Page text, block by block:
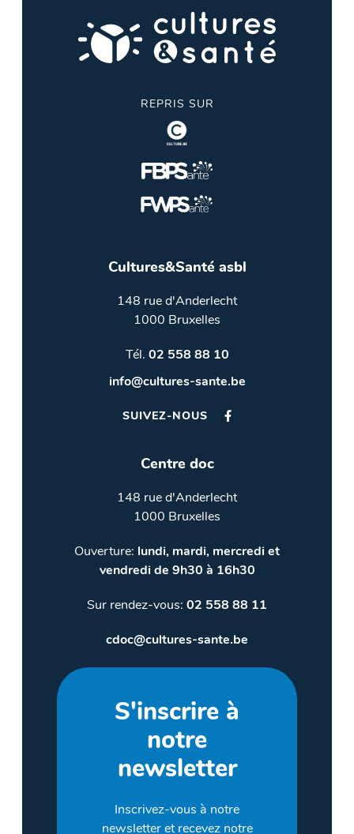
REPRIS SUR
Cultures&Santé asbl
148 rue d'Anderlecht
1000 Bruxelles
Tél. 02 558 88 10
info@cultures-sante.be
SUIVEZ-NOUS
Centre doc
148 rue d'Anderlecht
1000 Bruxelles
Ouverture: lundi, mardi, mercredi et
vendredi de 9h30 à 16h30
Sur rendez-vous: 02 558 88 11
cdoc@cultures-sante.be
S'inscrire à
notre
newsletter
Inscrivez-vous à notre
newsletter et recevez notre